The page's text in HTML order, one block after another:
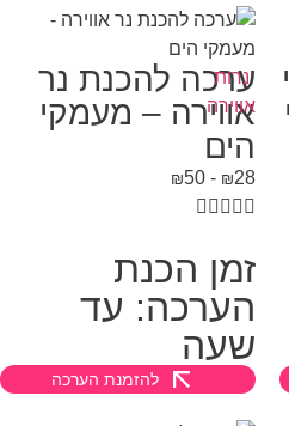
נרות
אווירה
ערכה להכנת נר
אווירה – מעמקי
הים
₪28
-
₪50
   
זמן הכנת
הערכה: עד
שעה
להזמנת הערכה